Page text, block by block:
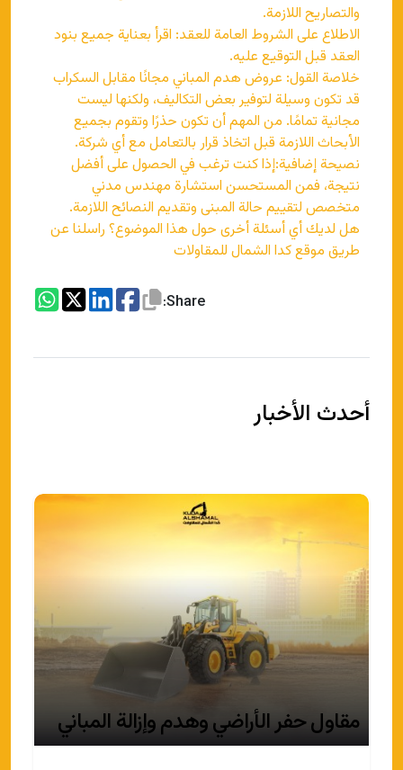
والتصاريح اللازمة.
الاطلاع على الشروط العامة للعقد: اقرأ بعناية جميع بنود
العقد قبل التوقيع عليه.
خلاصة القول: عروض هدم المباني مجانًا مقابل السكراب
قد تكون وسيلة لتوفير بعض التكاليف، ولكنها ليست
مجانية تمامًا. من المهم أن تكون حذرًا وتقوم بجميع
الأبحاث اللازمة قبل اتخاذ قرار بالتعامل مع أي شركة.
نصيحة إضافية:إذا كنت ترغب في الحصول على أفضل
نتيجة، فمن المستحسن استشارة مهندس مدني
متخصص لتقييم حالة المبنى وتقديم النصائح اللازمة.
هل لديك أي أسئلة أخرى حول هذا الموضوع؟ راسلنا عن
طريق موقع كدا الشمال للمقاولات
Share:
أحدث الأخبار
مقاول حفر الأراضي وهدم وإزالة المباني